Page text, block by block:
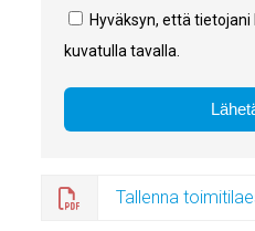
Hyväksyn, että
kuvatulla tavalla.
Tallenna